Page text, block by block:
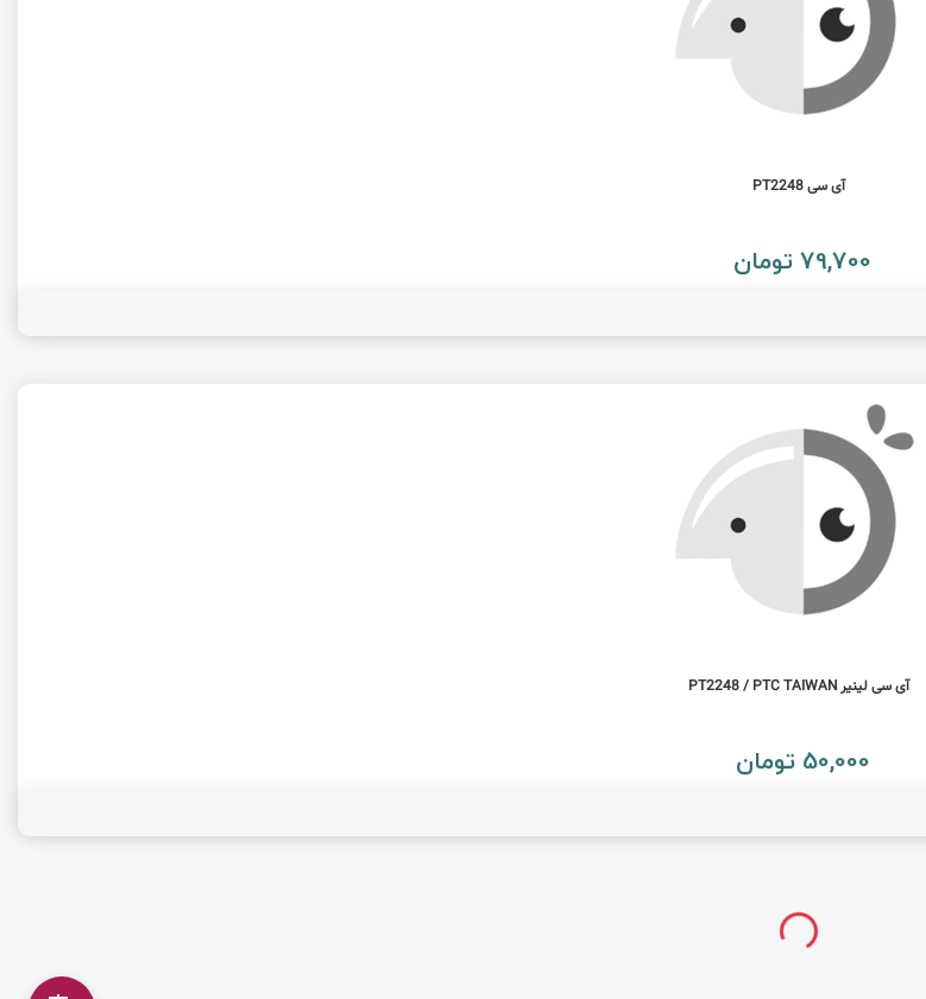
آی سی PT2248
79,700 تومان
آی سی لینیر PT2248 / PTC TAIWAN
50,000 تومان